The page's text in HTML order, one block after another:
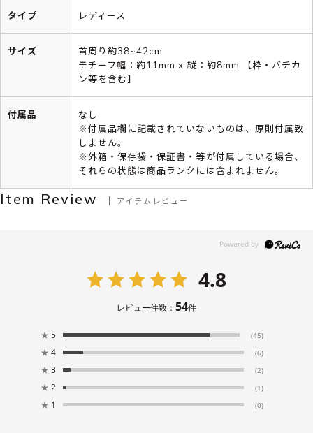
タイプ レディース
サイズ
首周り約38~42cm
モチーフ幅：約11mm x 縦：約8mm 【枠・バチカ
ン等を含む】
付属品
なし
※付属品欄に記載されていないものは、原則付属致
しません。
※外箱・保存袋・保証書・等が付属している場合、
それらの状態は商品ランクには含まれません。
Item Review アイテムレビュー
4.8
レビュー件数： 54件
★ 5 (45)
★ 4 (6)
★ 3 (2)
★ 2 (1)
★ 1 (0)